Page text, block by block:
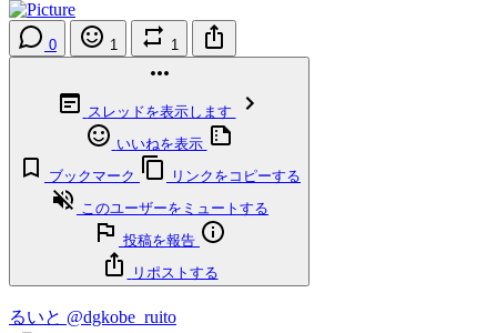
0 1 1
スレッドを表示します
いいねを表示
ブックマーク
リンクをコピーする
このユーザーをミュートする
投稿を報告
リポストする
るいと @dgkobe_ruito